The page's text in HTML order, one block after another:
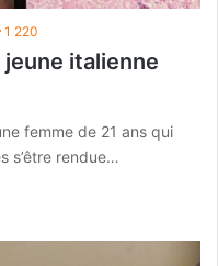
1 220
italienne
femme de 21 ans qui
s’être rendue…